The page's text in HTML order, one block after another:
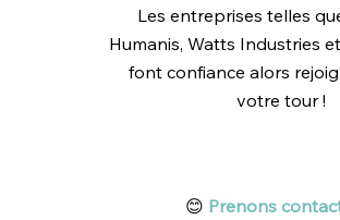
Les entreprises telles
Humanis, Watts Industries
font confiance alors
votre tour !
😊 Prenons